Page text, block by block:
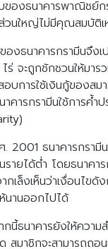
ของธนาคารพาณิชย์ก
วนใหญ่ไม่มีคุณสมบัติเ
ของธนาคารกรามีนจึ
ไร่ จะถูกชักชวนให้มา
บการใช้เงินกู้ของสม
าคารกรามีนใช้การค้
. 2001 ธนาคารกรามี
ายได้ต่ำ โดยธนาคา
กเล็งเห็นว่าเงื่อนไข
นานออกไปได้
กนี้ธนาคารยังให้ควา
สมาชิกจะสามารถถ